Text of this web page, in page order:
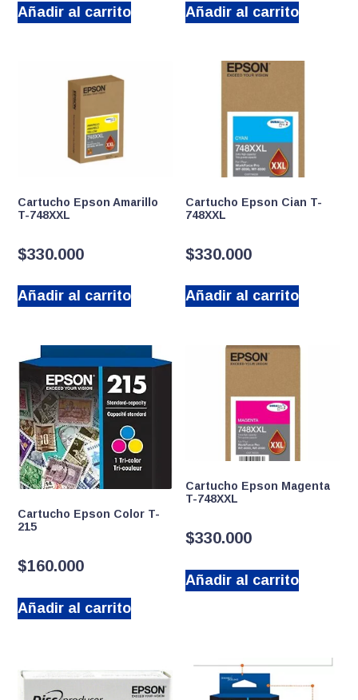
Añadir al carrito Añadir al carrito
Cartucho Epson Amarillo
T-748XXL
$330.000
Añadir al carrito
Cartucho Epson Cian T-
748XXL
$330.000
Añadir al carrito
Cartucho Epson Color T-
215
$160.000
Añadir al carrito
Cartucho Epson Magenta
T-748XXL
$330.000
Añadir al carrito